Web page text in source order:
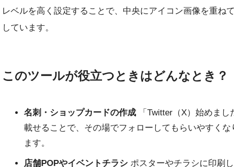
レベルを高く設定することで、中央にアイコン画像を重ね
しています。
このツールが役立つときはどんなとき？
名刺・ショップカードの作成「Twitter（X）始めまし
載せることで、その場でフォローしてもらいやすく
ます。
店舗POPやイベントチラシポスターやチラシに印刷